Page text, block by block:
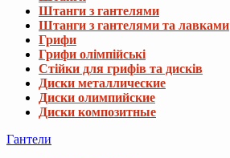
Штанги з гантелями
Штанги з гантелями та лавками
Грифи
Грифи олімпійські
Стійки для грифів та дисків
Диски металлические
Диски олимпийские
Диски композитные
Гантели